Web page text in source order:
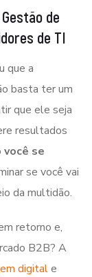
de
de TI
que a
basta ter um
que ele seja
resultados
você se
se você vai
da multidão.
retorno e,
B2B? A
digitale